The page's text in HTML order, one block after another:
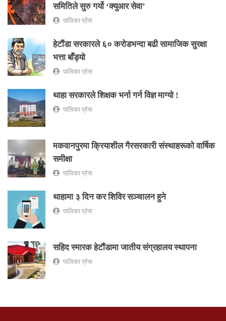
समितिले सुरु गर्यो ‘क्युआर सेवा’
पालिका प्रेस
हेटौंडा सरकारले ६० करोडभन्दा बढी सामाजिक सुरक्षा
भत्ता बाँड्यो
पालिका प्रेस
थाहा सरकारले शिक्षक भर्ना गर्न विज्ञ माग्यो !
पालिका प्रेस
मकवानपुरमा क्रियाशील गैरसरकारी संस्थाहरूको वार्षिक
समीक्षा
पालिका प्रेस
थाहामा ३ दिन कर शिविर सञ्चालन हुने
पालिका प्रेस
सहिद स्मारक हेटौंडामा जातीय संग्रहालय स्थापना
पालिका प्रेस